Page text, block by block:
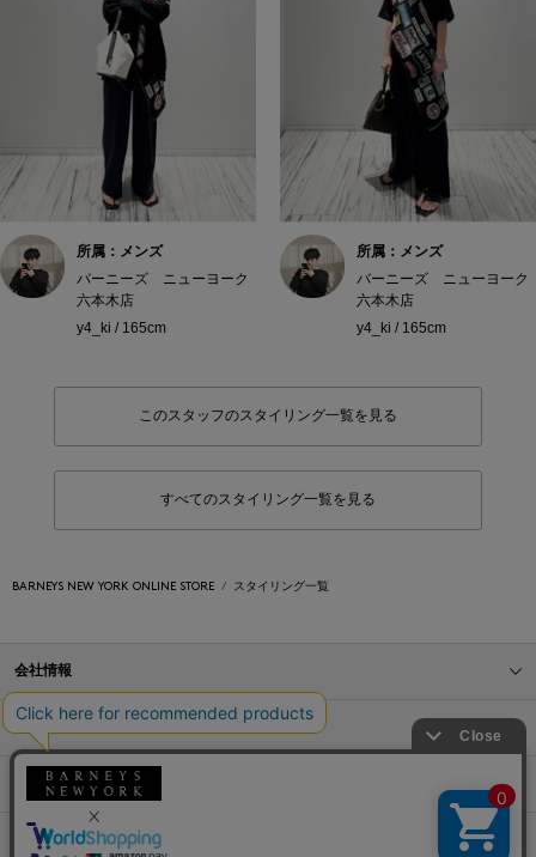
所属：メンズ
バーニーズ ニューヨーク
六本木店
y4_ki / 165cm
所属：メンズ
バーニーズ ニューヨーク
六本木店
y4_ki / 165cm
このスタッフのスタイリング一覧を見る
すべてのスタイリング一覧を見る
BARNEYS NEW YORK ONLINE STORE スタイリング一覧
会社情報
オンラインストアショッピングガイド
店舗情報
サービス